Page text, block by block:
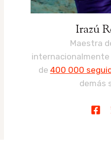
Irazú
Maestra
internacionalmente
de 400 000
demás